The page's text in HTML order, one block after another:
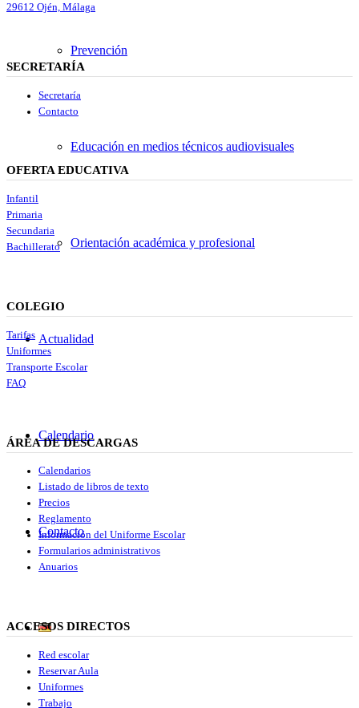
Prevención
Educación en medios técnicos audiovisuales
Orientación académica y profesional
Actualidad
Calendario
Contacto
29612 Ojén, Málaga
SECRETARÍA
Secretaría
Contacto
OFERTA EDUCATIVA
Infantil
Primaria
Secundaria
Bachillerato
COLEGIO
Tarifas
Uniformes
Transporte Escolar
FAQ
ÁREA DE DESCARGAS
Calendarios
Listado de libros de texto
Precios
Reglamento
Información del Uniforme Escolar
Formularios administrativos
Anuarios
ACCESOS DIRECTOS
Red escolar
Reservar Aula
Uniformes
Trabajo